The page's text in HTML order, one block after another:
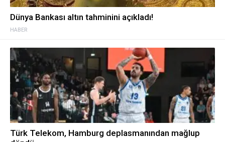
HABER
Dünya Bankası altın tahminini açıkladı!
Türk Telekom, Hamburg deplasmanından mağlup